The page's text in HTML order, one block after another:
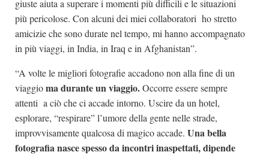
giuste aiuta a superare i momenti più difficili e le situazioni
più pericolose. Con alcuni dei miei collaboratori ho stretto
amicizie che sono durate nel tempo, mi hanno accompagnato
in più viaggi, in India, in Iraq e in Afghanistan”.
“A volte le migliori fotografie accadono non alla fine di un
viaggioma durante un viaggio.Occorre essere sempre
attenti a ciò che ci accade intorno. Uscire da un hotel,
esplorare, “respirare” l’umore della gente nelle strade,
improvvisamente qualcosa di magico accade. Una bella
fotografia nasce spesso da incontri inaspettati, dipende